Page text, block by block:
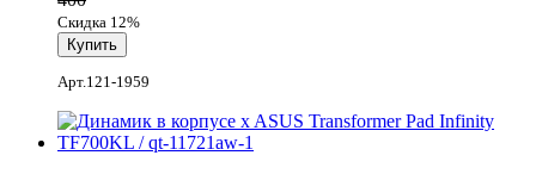
Скидка 12%
Арт.121-1959